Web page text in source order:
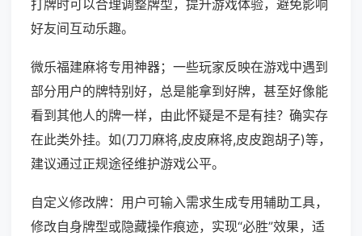
打牌时可以合理调整牌型，提升游戏体验，避免影响
好友间互动乐趣。
微乐福建麻将专用神器；一些玩家反映在游戏中遇到
部分用户的牌特别好，总是能拿到好牌，甚至好像能
看到其他人的牌一样，由此怀疑是不是有挂？确实存
在此类外挂。如(刀刀麻将,皮皮麻将,皮皮跑胡子)等，
建议通过正规途径维护游戏公平。
自定义修改牌：用户可输入需求生成专用辅助工具，
修改自身牌型或隐藏操作痕迹，实现“必胜”效果，适